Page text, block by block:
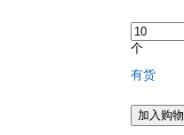
个
有货
加入购